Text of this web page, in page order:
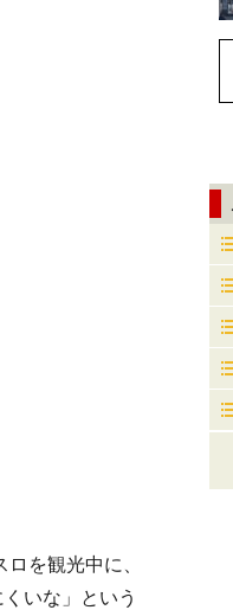
を観光中に、
いな」という